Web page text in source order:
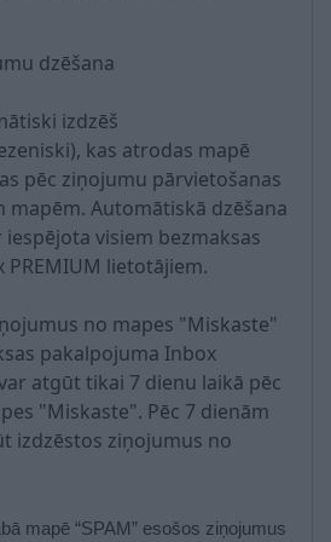
dzēšana
izdzēš
kas atrodas mapē
pēc ziņojumu pārvietošanas
mapēm. Automātiskā dzēšana
visiem bezmaksas
lietotājiem.
no mapes "Miskaste"
pakalpojuma Inbox
atgūt tikai 7 dienu laikā pēc
"Miskaste". Pēc 7 dienām
izdzēstos ziņojumus no
ā mapē “SPAM ” esošos ziņojumus